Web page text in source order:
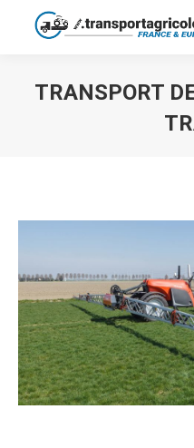
TRANSPORT